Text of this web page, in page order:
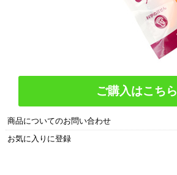
ご購入はこちら
商品についてのお問い合わせ
お気に入りに登録